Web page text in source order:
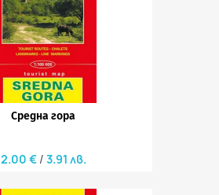
Средна гора
2.00 € 3.91 лв.